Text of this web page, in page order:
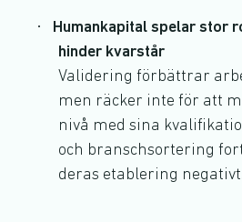
·
Humankapital spelar stor
hinder kvarstår
Validering förbättrar
men räcker inte för att
nivå med sina
och branschsortering
deras etablering negativt.